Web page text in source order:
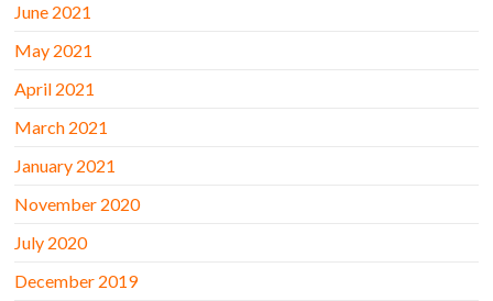
June 2021
May 2021
April 2021
March 2021
January 2021
November 2020
July 2020
December 2019